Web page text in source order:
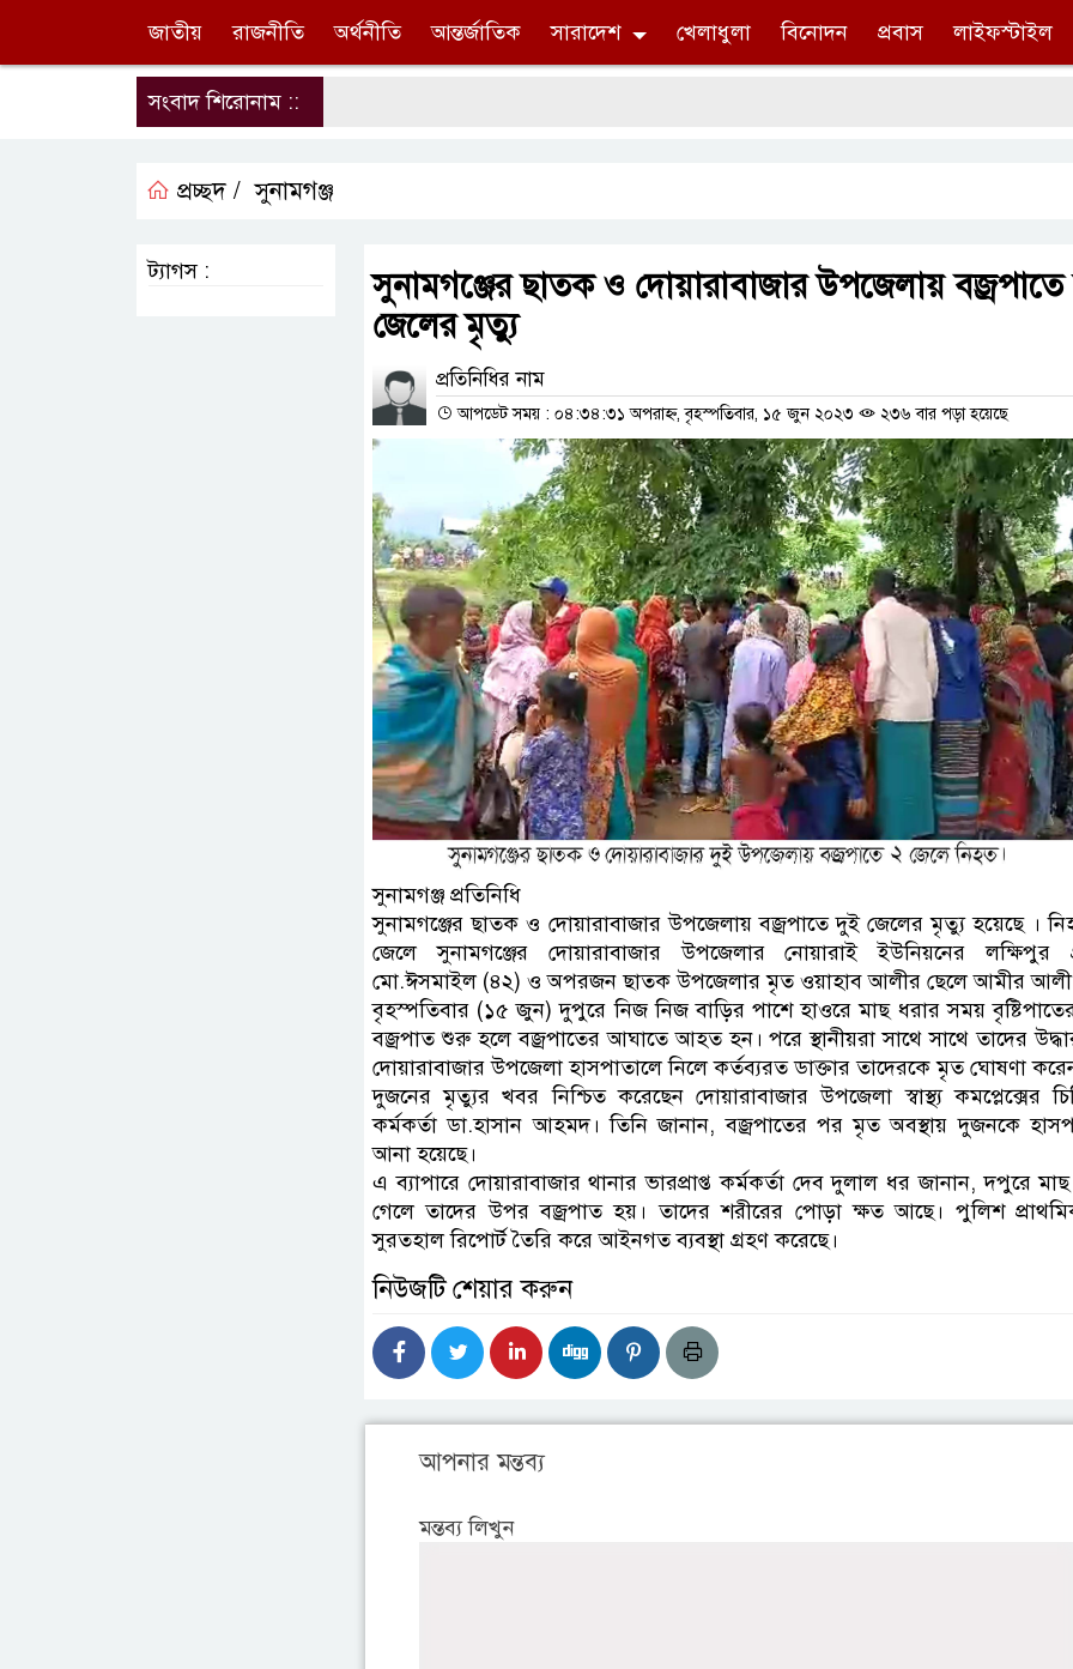
জাতীয় রাজনীতি অর্থনীতি আন্তর্জাতিক সারাদেশ খেলাধুলা বিনোদন প্রবাস লাইফস্টাইল
সংবাদ শিরোনাম ::
প্রচ্ছদ / সুনামগঞ্জ
সুনামগঞ্জের ছাতক ও দোয়ারাবাজার উপজেলায়
জেলের মৃত্যু
প্রতিনিধির নাম
আপডেট সময় : ০৪:৩৪:৩১ অপরাহ্ন, বৃহস্পতিবার, ১৫ জুন ২০২৩ ২৩৬ বার পড়া হয়েছে
সুনামগঞ্জ প্রতিনিধি
সুনামগঞ্জের ছাতক ও দোয়ারাবাজার উপজেলায় বজ্রপাতে দুই জেলের মৃত্যু হয়েছে ।
জেলে সুনামগঞ্জের দোয়ারাবাজার উপজেলার নোয়ারাই ইউনিয়নের লক্ষিপুর
মো.ঈসমাইল (৪২) ও অপরজন ছাতক উপজেলার মৃত ওয়াহাব আলীর ছেলে আমীর
বৃহস্পতিবার (১৫ জুন) দুপুরে নিজ নিজ বাড়ির পাশে হাওরে মাছ ধরার সময়
বজ্রপাত শুরু হলে বজ্রপাতের আঘাতে আহত হন। পরে স্থানীয়রা সাথে সাথে তাদের
দোয়ারাবাজার উপজেলা হাসপাতালে নিলে কর্তব্যরত ডাক্তার তাদেরকে মৃত ঘোষণা
দুজনের মৃত্যুর খবর নিশ্চিত করেছেন দোয়ারাবাজার উপজেলা স্বাস্থ্য কমপ্লেক্সের
কর্মকর্তা ডা.হাসান আহমদ। তিনি জানান, বজ্রপাতের পর মৃত অবস্থায় দুজনকে
আনা হয়েছে।
এ ব্যাপারে দোয়ারাবাজার থানার ভারপ্রাপ্ত কর্মকর্তা দেব দুলাল ধর জানান, দপুরে
গেলে তাদের উপর বজ্রপাত হয়। তাদের শরীরের পোড়া ক্ষত আছে। পুলিশ
সুরতহাল রিপোর্ট তৈরি করে আইনগত ব্যবস্থা গ্রহণ করেছে।
নিউজটি শেয়ার করুন
আপনার মন্তব্য
মন্তব্য লিখুন
ট্যাগস :